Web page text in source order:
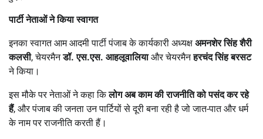
पार्टी नेताओं ने किया स्वागत
इनका स्वागत आम आदमी पार्टी पंजाब के कार्यकारी अध्यक्ष अमनशेर सिंह शैरी
कलसी, चेयरमैनडॉ. एस.एस. आहलूवालियाऔर चेयरमैनहरचंद सिंह बरसट
ने किया।
इस मौके पर नेताओं ने कहा किलोग अब काम की राजनीति को पसंद कर रहे
हैं, और पंजाब की जनता उन पार्टियों से दूरी बना रही है जो जात-पात और धर्म
के नाम पर राजनीति करती हैं।